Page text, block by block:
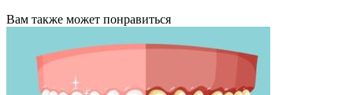
Вам также может понравиться